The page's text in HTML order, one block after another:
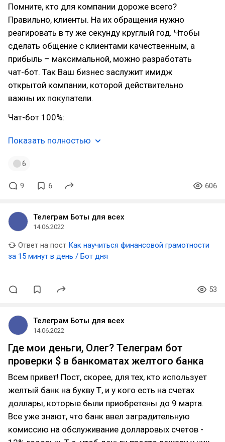
Помните, кто для компании дороже всего?
Правильно, клиенты. На их обращения нужно
реагировать в ту же секунду круглый год. Чтобы
сделать общение с клиентами качественным, а
прибыль – максимальной, можно разработать
чат-бот. Так Ваш бизнес заслужит имидж
открытой компании, которой действительно
важны их покупатели.
Чат-бот 100%:
Показать полностью
6
9 6 606
Телеграм Боты для всех
14.06.2022
Ответ на пост Как научиться финансовой грамотности
за 15 минут в день / Бот дня
53
Телеграм Боты для всех
14.06.2022
Где мои деньги, Олег? Телеграм бот
проверки $ в банкоматах желтого банка
Всем привет! Пост, скорее, для тех, кто использует
желтый банк на букву Т, и у кого есть на счетах
доллары, которые были приобретены до 9 марта.
Все уже знают, что банк ввел заградительную
комиссию на обслуживание долларовых счетов -